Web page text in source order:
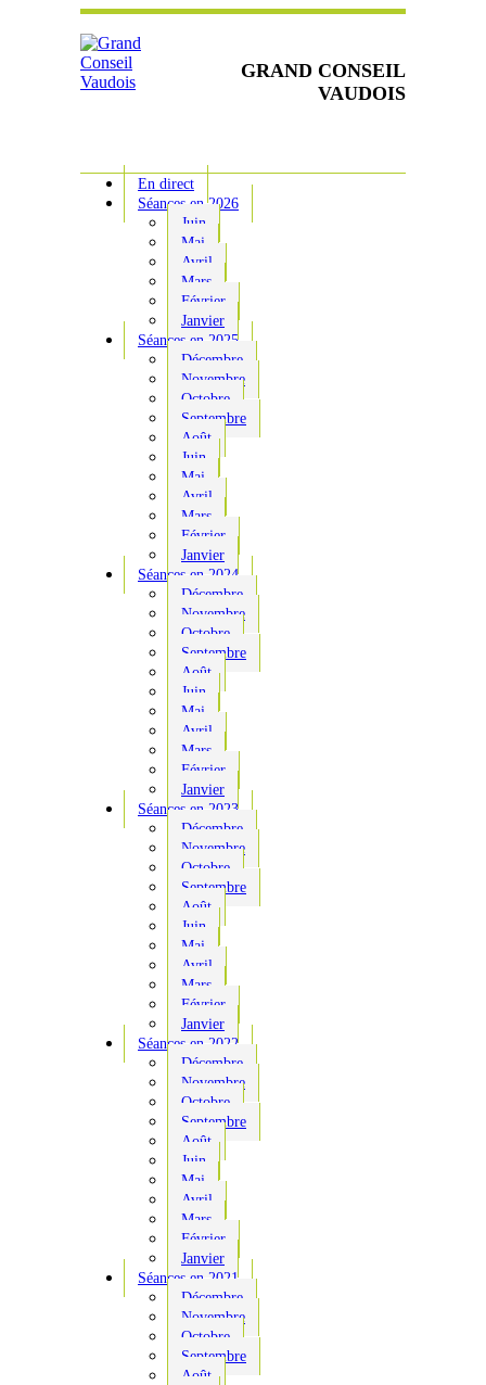
GRAND CONSEIL
VAUDOIS
En direct
Séances en 2026
Juin
Mai
Avril
Mars
Février
Janvier
Séances en 2025
Décembre
Novembre
Octobre
Septembre
Août
Juin
Mai
Avril
Mars
Février
Janvier
Séances en 2024
Décembre
Novembre
Octobre
Septembre
Août
Juin
Mai
Avril
Mars
Février
Janvier
Séances en 2023
Décembre
Novembre
Octobre
Septembre
Août
Juin
Mai
Avril
Mars
Février
Janvier
Séances en 2022
Décembre
Novembre
Octobre
Septembre
Août
Juin
Mai
Avril
Mars
Février
Janvier
Séances en 2021
Décembre
Novembre
Octobre
Septembre
Août